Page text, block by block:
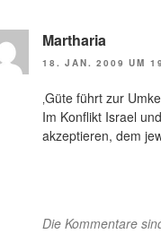
Martharia
18. JAN. 2009 UM
‚Güte führt zur
Im Konflikt Israel
akzeptieren, dem
Die Kommentare